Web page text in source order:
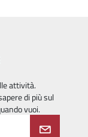
attività.
di più sul
vuoi.